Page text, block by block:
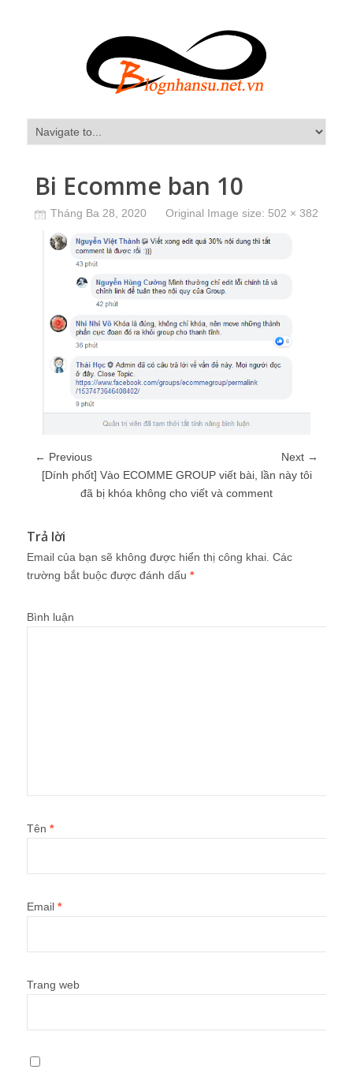
Bi Ecomme ban 10
Tháng Ba 28, 2020 Original Image size: 502 × 382
← Previous
Next →
[Dính phốt] Vào ECOMME GROUP viết bài, lần này tôi
đã bị khóa không cho viết và comment
Trả lời
Email của bạn sẽ không được hiển thị công khai. Các
trường bắt buộc được đánh dấu *
Bình luận
Tên *
Email *
Trang web